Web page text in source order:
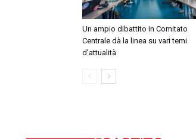
Un ampio dibattito in Comitato
Centrale dà la linea su vari temi
d’attualità